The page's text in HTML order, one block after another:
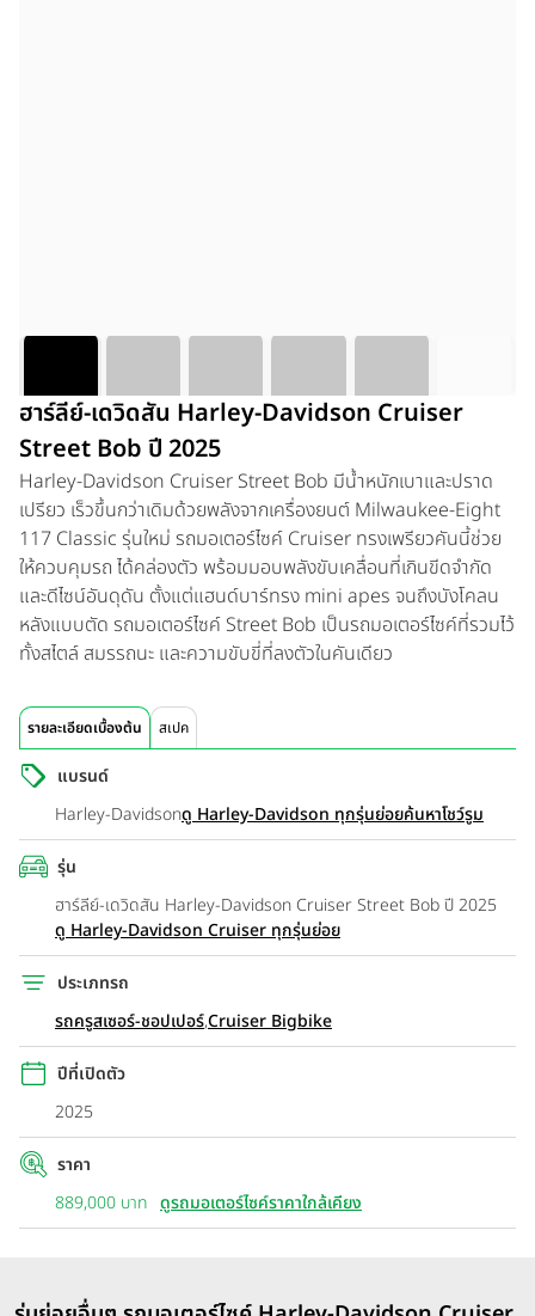
ฮาร์ลีย์-เดวิดสัน Harley-Davidson Cruiser
Street Bob ปี 2025
Harley-Davidson Cruiser Street Bob มีน้ำหนักเบาและปราด
เปรียว เร็วขึ้นกว่าเดิมด้วยพลังจากเครื่องยนต์ Milwaukee-Eight
117 Classic รุ่นใหม่ รถมอเตอร์ไซค์ Cruiser ทรงเพรียวคันนี้ช่วย
ให้ควบคุมรถ ได้คล่องตัว พร้อมมอบพลังขับเคลื่อนที่เกินขีดจำกัด
และดีไซน์อันดุดัน ตั้งแต่แฮนด์บาร์ทรง mini apes จนถึงบังโคลน
หลังแบบตัด รถมอเตอร์ไซค์ Street Bob เป็นรถมอเตอร์ไซค์ที่รวมไว้
ทั้งสไตล์ สมรรถนะ และความขับขี่ที่ลงตัวในคันเดียว
รายละเอียดเบื้องต้น สเปค
แบรนด์
Harley-Davidsonดู Harley-Davidson ทุกรุ่นย่อยค้นหาโชว์รูม
รุ่น
ฮาร์ลีย์-เดวิดสัน Harley-Davidson Cruiser Street Bob ปี 2025
ดู Harley-Davidson Cruiser ทุกรุ่นย่อย
ประเภทรถ
รถครูสเซอร์-ชอปเปอร์,Cruiser Bigbike
ปีที่เปิดตัว
2025
ราคา
889,000 บาท ดูรถมอเตอร์ไซค์ราคาใกล้เคียง